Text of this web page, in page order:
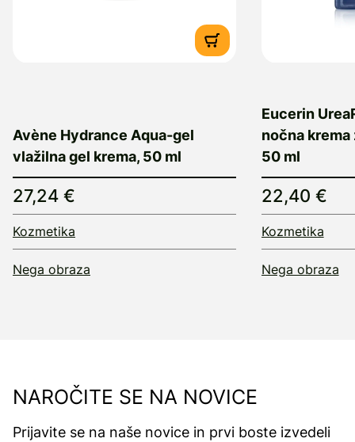
Avène Hydrance Aqua-gel
vlažilna gel krema, 50 ml
27,24 €
Kozmetika
Nega obraza
Eucerin
nočna krema
50 ml
22,40 €
Kozmetika
Nega obraza
NAROČITE SE NA NOVICE
Prijavite se na naše novice in prvi boste izvedeli